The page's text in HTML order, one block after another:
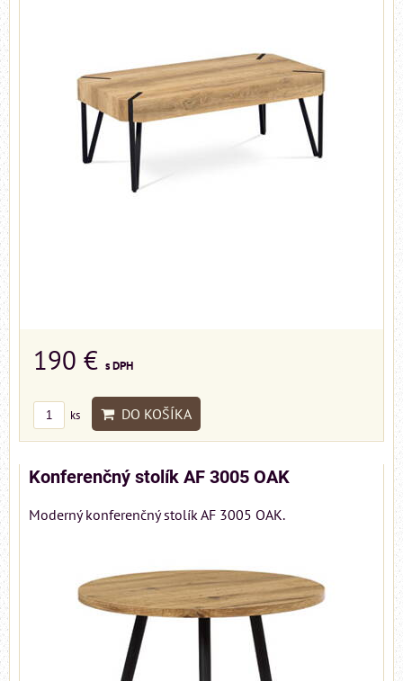
190 € s DPH
ks DO KOŠÍKA
Konferenčný stolík AF 3005 OAK
Moderný konferenčný stolík AF 3005 OAK.